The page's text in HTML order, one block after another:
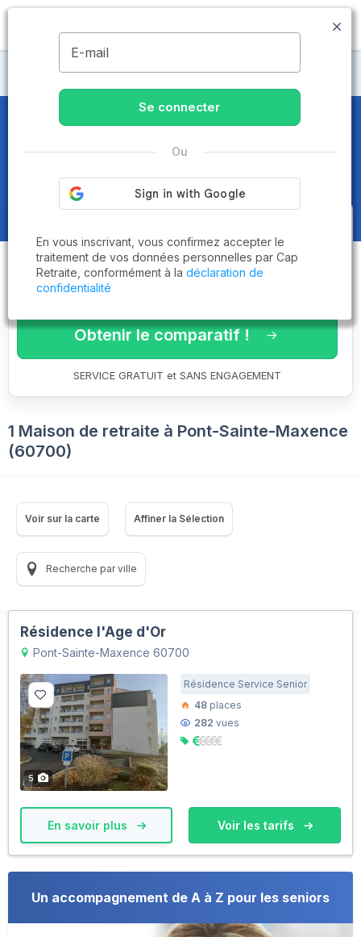
MENU
Maisons de retraite Oise
Maisons de retraite et EHPAD
Pont-Sainte-Maxence (60700)
Obtenez le
comparatif des
établissementsadaptés à vos
critères en 3 minutes !
Obtenir le comparatif !
SERVICE GRATUIT et SANS ENGAGEMENT
1 Maison de retraite à Pont-Sainte-Maxence
(60700)
Voir sur la carte Affiner la Sélection
Recherche par ville
Résidence l'Age d'Or
Pont-Sainte-Maxence 60700
5
Résidence Service Senior
48 places
282 vues
En savoir plus Voir les tarifs
Un accompagnement de A à Z pour les seniors
E-mail
Se connecter
Ou
En vous inscrivant, vous confirmez accepter le
traitement de vos données personnelles par Cap
Retraite, conformément à la déclaration de
confidentialité